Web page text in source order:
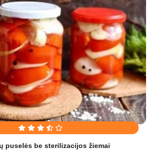
puselės be sterilizacijos žiemai